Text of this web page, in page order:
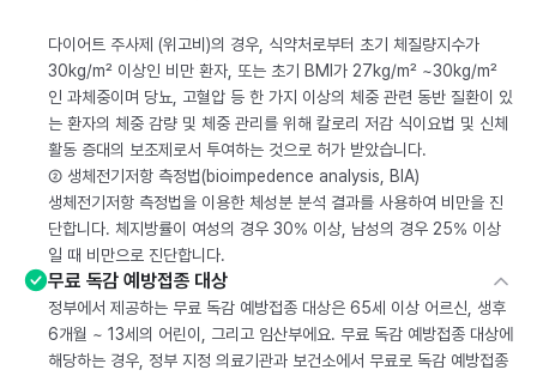
다이어트 주사제 (위고비)의 경우, 식약처로부터 초기 체질량지수가
30kg/m² 이상인 비만 환자, 또는 초기 BMI가 27kg/m² ~30kg/m²
인 과체중이며 당뇨, 고혈압 등 한 가지 이상의 체중 관련 동반 질환이 있
는 환자의 체중 감량 및 체중 관리를 위해 칼로리 저감 식이요법 및 신체
활동 증대의 보조제로서 투여하는 것으로 허가 받았습니다.
② 생체전기저항 측정법(bioimpedence analysis, BIA)
생체전기저항 측정법을 이용한 체성분 분석 결과를 사용하여 비만을 진
단합니다. 체지방률이 여성의 경우 30% 이상, 남성의 경우 25% 이상
일 때 비만으로 진단합니다.
무료 독감 예방접종 대상
정부에서 제공하는 무료 독감 예방접종 대상은 65세 이상 어르신, 생후
6개월 ~ 13세의 어린이, 그리고 임산부에요. 무료 독감 예방접종 대상에
해당하는 경우, 정부 지정 의료기관과 보건소에서 무료로 독감 예방접종